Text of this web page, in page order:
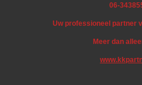
06-
Uw professioneel partner
Meer dan